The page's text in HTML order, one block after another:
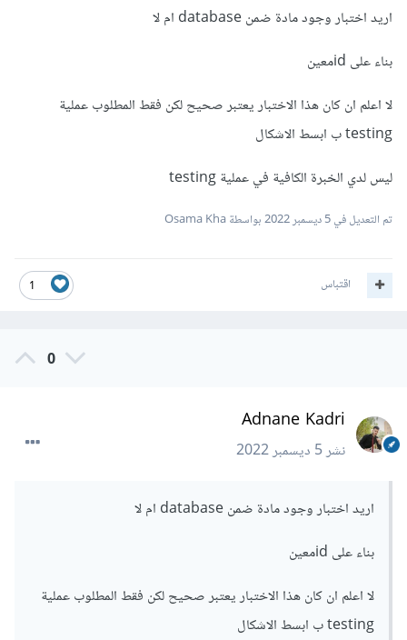
اريد اختبار وجود مادة ضمن database ام لا
بناء على idمعين
لا اعلم ان كان هذا الاختبار يعتبر صحيح لكن فقط المطلوب عملية
testing ب ابسط الاشكال
ليس لدي الخبرة الكافية في عملية testing
تم التعديل في5 ديسمبر 2022 بواسطة Osama Kha
1 اقتباس
0
Adnane Kadri
نشر5 ديسمبر 2022
اريد اختبار وجود مادة ضمن database ام لا
بناء على idمعين
لا اعلم ان كان هذا الاختبار يعتبر صحيح لكن فقط المطلوب عملية
testing ب ابسط الاشكال